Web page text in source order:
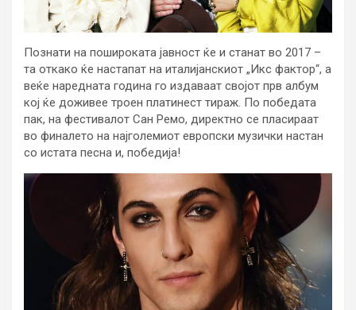
Познати на пошироката јавност ќе и станат во 2017 –
та откако ќе настапат на италијанскиот „Икс фактор“, а
веќе наредната година го издаваат својот прв албум
кој ќе доживее троен платинест тираж. По победата
пак, на фестивалот Сан Ремо, директно се пласираат
во финалето на најголемиот европски музички настан
со истата песна и, победија!